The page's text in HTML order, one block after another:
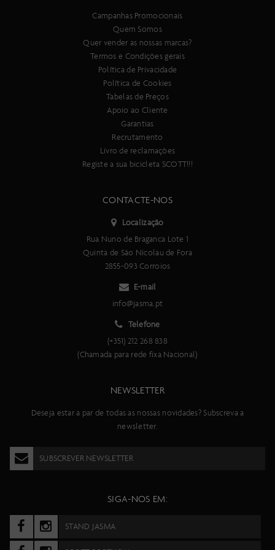
Campanhas Promocionais
Quem Somos
Quer vender as nossas marcas?
Termos e Condições gerais
Política de Privacidade
Política de Cookies
Tabelas de Preços
Apoio ao Cliente
Garantias
Recrutamento
Livro de reclamações
Registe a sua bicicleta SCOTT!!!
CONTACTE-NOS
Localização
Rua Nuno de Braganca Lote 1
Quinta de São Nicolau de Fora
2855-093 Corroios
E-mail
info@jasma.pt
Telefone
(+351) 212 268 838
(Chamada para rede fixa Nacional)
NEWSLETTER
Deseja estar a par de todas as nossas novidades? Subscreva a
newsletter.
SUBSCREVER NEWSLETTER
SIGA-NOS EM:
STAND JASMA